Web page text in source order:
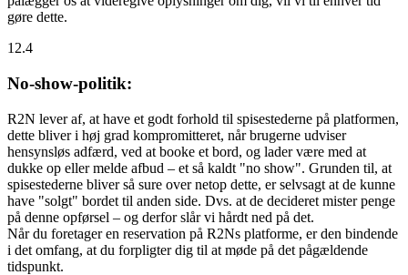
gøre dette.
12.4
No-show-politik:
R2N lever af, at have et godt forhold til spisestederne på platformen,
dette bliver i høj grad kompromitteret, når brugerne udviser
hensynsløs adfærd, ved at booke et bord, og lader være med at
dukke op eller melde afbud – et så kaldt "no show". Grunden til, at
spisestederne bliver så sure over netop dette, er selvsagt at de kunne
have "solgt" bordet til anden side. Dvs. at de decideret mister penge
på denne opførsel – og derfor slår vi hårdt ned på det.
Når du foretager en reservation på R2Ns platforme, er den bindende
i det omfang, at du forpligter dig til at møde på det pågældende
tidspunkt.